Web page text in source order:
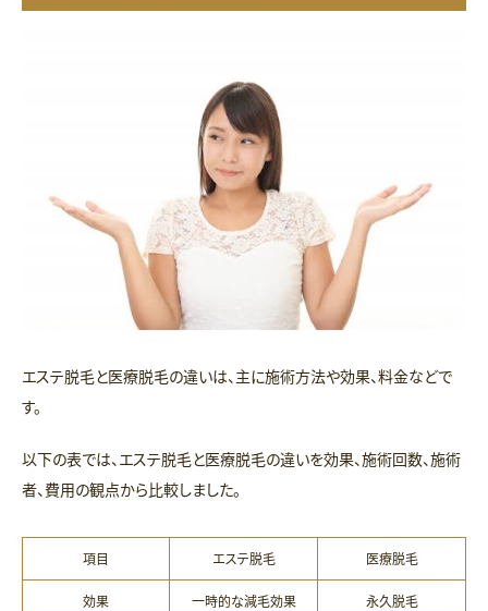
エステ脱毛と医療脱毛の違いは、主に施術方法や効果、料金などで
す。
以下の表では、エステ脱毛と医療脱毛の違いを効果、施術回数、施術
者、費用の観点から比較しました。
項目 エステ脱毛 医療脱毛
効果 一時的な減毛効果 永久脱毛